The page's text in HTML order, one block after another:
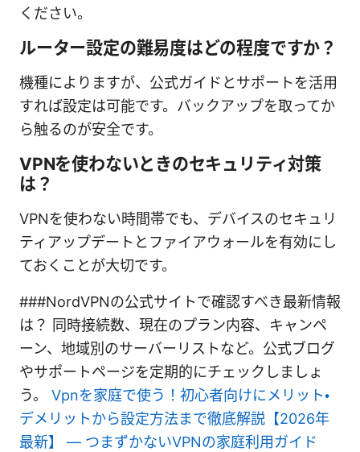
ください。
ルーター設定の難易度はどの程度ですか？
機種によりますが、公式ガイドとサポートを活用
すれば設定は可能です。バックアップを取ってか
ら触るのが安全です。
VPNを使わないときのセキュリティ対策
は？
VPNを使わない時間帯でも、デバイスのセキュリ
ティアップデートとファイアウォールを有効にし
ておくことが大切です。
###NordVPNの公式サイトで確認すべき最新情報
は？ 同時接続数、現在のプラン内容、キャンペ
ーン、地域別のサーバーリストなど。公式ブログ
やサポートページを定期的にチェックしましょ
う。 Vpnを家庭で使う！初心者向けにメリット・
デメリットから設定方法まで徹底解説【2026年
最新】 — つまずかないVPNの家庭利用ガイド